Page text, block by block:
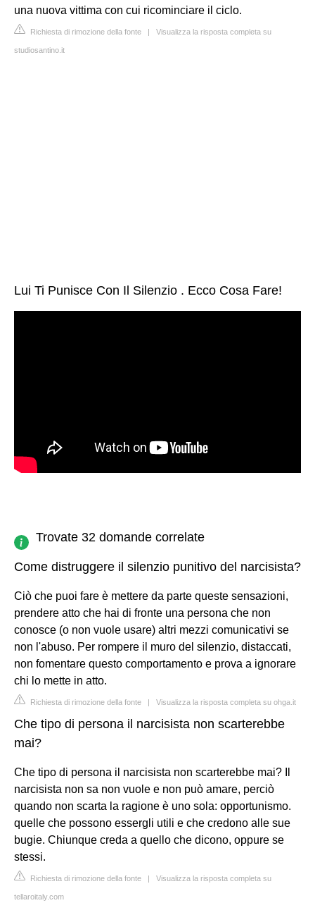
una nuova vittima con cui ricominciare il ciclo.
Richiesta di rimozione della fonte | Visualizza la risposta completa su
studiosantino.it
Lui Ti Punisce Con Il Silenzio . Ecco Cosa Fare!
Trovate 32 domande correlate
Come distruggere il silenzio punitivo del narcisista?
Ciò che puoi fare è mettere da parte queste sensazioni,
prendere atto che hai di fronte una persona che non
conosce (o non vuole usare) altri mezzi comunicativi se
non l'abuso. Per rompere il muro del silenzio, distaccati,
non fomentare questo comportamento e prova a ignorare
chi lo mette in atto.
Richiesta di rimozione della fonte | Visualizza la risposta completa su ohga.it
Che tipo di persona il narcisista non scarterebbe
mai?
Che tipo di persona il narcisista non scarterebbe mai? Il
narcisista non sa non vuole e non può amare, perciò
quando non scarta la ragione è uno sola: opportunismo.
quelle che possono essergli utili e che credono alle sue
bugie. Chiunque creda a quello che dicono, oppure se
stessi.
Richiesta di rimozione della fonte | Visualizza la risposta completa su
tellaroitaly.com